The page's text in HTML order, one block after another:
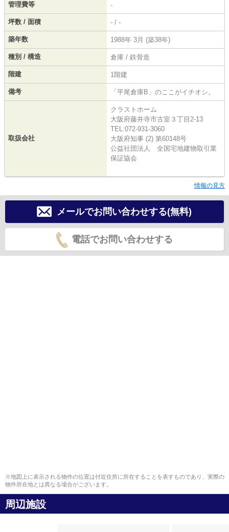
管理費等 -
坪数 / 面積 - / -
築年数 1988年 3月 (築38年)
種別 / 構造 倉庫 / 鉄骨造
階建 1階建
備考 「平尾倉庫B」のここがイチオシ。
取扱会社
クラストホーム
大阪府藤井寺市古室３丁目2-13
TEL:072-931-3060
大阪府知事 (2) 第60148号
公益社団法人 全国宅地建物取引業
保証協会
情報の見方
メールでお問い合わせする(無料)
電話でお問い合わせする
※地図上に表示される物件の位置は付近住所に所在することを表すものであり、実際の
物件所在地とは異なる場合がございます。
周辺施設